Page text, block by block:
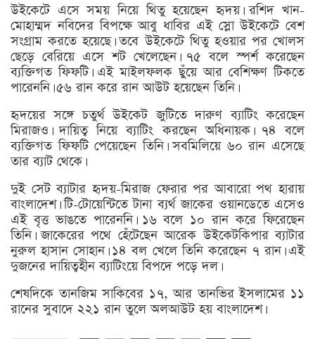
উইকেটে এসে সময় নিয়ে থিতু হয়েছেন হৃদয়। রশিদ খান-
মোহাম্মদ নবিদের বিপক্ষে আবু ধাবির এই স্লো উইকেটে বেশ
সংগ্রাম করতে হয়েছে। তবে উইকেটে থিতু হওয়ার পর খোলস
ছেড়ে বেরিয়ে এসে শট খেলেছেন। ৭৫ বলে স্পর্শ করেছেন
ব্যক্তিগত ফিফটি। এই মাইলফলক ছুঁয়ে আর বেশিক্ষণ টিকতে
পারেননি। ৫৬ রান করে রান আউট হয়েছেন তিনি।
হৃদয়ের সঙ্গে চতুর্থ উইকেট জুটিতে দারুণ ব্যাটিং করেছেন
মিরাজও। দায়িত্ব নিয়ে ব্যাটিং করছেন অধিনায়ক। ৭৪ বলে
ব্যক্তিগত ফিফটি পেয়েছেন তিনি। সবমিলিয়ে ৬০ রান এসেছে
তার ব্যাট থেকে।
দুই সেট ব্যাটার হৃদয়-মিরাজ ফেরার পর আবারো পথ হারায়
বাংলাদেশ। টি-টোয়েন্টিতে টানা ব্যর্থ জাকের ওয়ানডেতে এসেও
এই বৃত্ত ভাঙতে পারেননি। ১৬ বলে ১০ রান করে ফিরেছেন
তিনি। জাকেরের পথে হেঁটেছেন আরেক উইকেটকিপার ব্যাটার
নুরুল হাসান সোহান। ১৪ বল খেলে তিনি করেছেন ৭ রান। এই
দুজনের দায়িত্বহীন ব্যাটিংয়ে বিপদে পড়ে দল।
শেষদিকে তানজিম সাকিবের ১৭, আর তানভির ইসলামের ১১
রানের সুবাদে ২২১ রান তুলে অলআউট হয় বাংলাদেশ।